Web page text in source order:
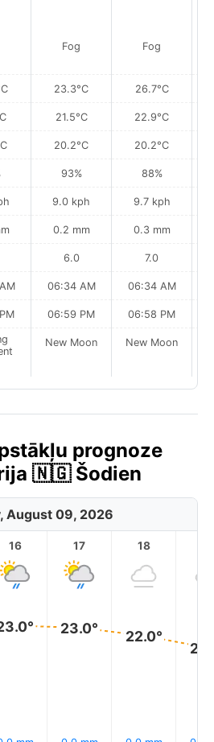
Fog
23.3°C
21.5°C
20.2°C
93%
9.0 kph
0.2 mm
6.0
06:34 AM
06:59 PM
New Moon
Fog
26.7°C
22.9°C
20.2°C
88%
9.7 kph
0.3 mm
7.0
06:34 AM
06:58 PM
New Moon
prognoze
🇳🇬 Šodien
August 09, 2026
16 17
23.0°
18
22.0°